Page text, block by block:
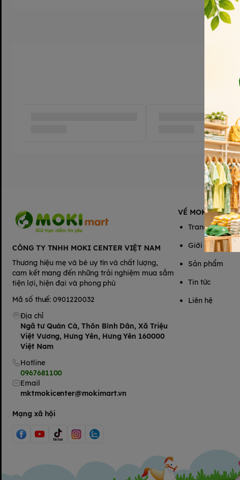
Kết nối bé với bạn bè, anh chị em trong các trò chơi đóng vai
CÔNG TY TNHH MOKI CENTER VIỆT NAM
Thương hiệu mẹ và bé uy tín và chất lượng,
cam kết mang đến những trải nghiệm mua sắm
tiện lợi, hiện đại và phong phú
Mã số thuế: 0901220032
Địa chỉ
Ngã tư Quán Cà, Thôn Bình Dân, Xã Triệu
Việt Vương, Hưng Yên, Hưng Yên 160000
Việt Nam
Hotline
0967681100
Email
mktmokicenter@mokimart.vn
Mạng xã hội
VỀ MOKIMART
Trang chủ
Giới thiệu
Sản phẩm
Tin tức
Liên hệ